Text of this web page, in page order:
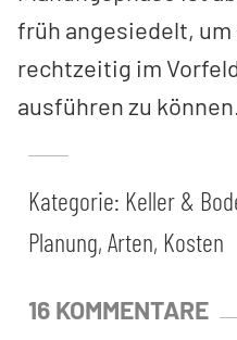
früh angesiedelt,
rechtzeitig im
ausführen zu können.
Kategorie: Keller &
Planung, Arten, Kosten
16 KOMMENTARE